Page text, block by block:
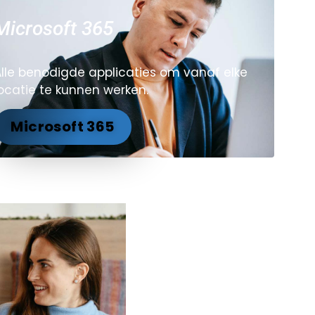
365
benodigde applicaties om vanaf elke
te kunnen werken.
Microsoft 365